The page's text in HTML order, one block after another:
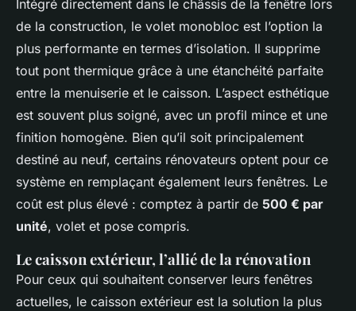
Intégré directement dans le châssis de la fenêtre lors
de la construction, le volet monobloc est l’option la
plus performante en termes d’isolation. Il supprime
tout pont thermique grâce à une étanchéité parfaite
entre la menuiserie et le caisson. L’aspect esthétique
est souvent plus soigné, avec un profil mince et une
finition homogène. Bien qu’il soit principalement
destiné au neuf, certains rénovateurs optent pour ce
système en remplaçant également leurs fenêtres. Le
coût est plus élevé : comptez à partir de 500 € par
unité, volet et pose compris.
Le caisson extérieur, l’allié de la rénovation
Pour ceux qui souhaitent conserver leurs fenêtres
actuelles, le caisson extérieur est la solution la plus